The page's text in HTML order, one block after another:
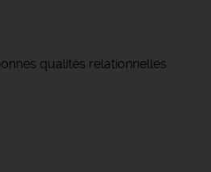
qualités relationnelles